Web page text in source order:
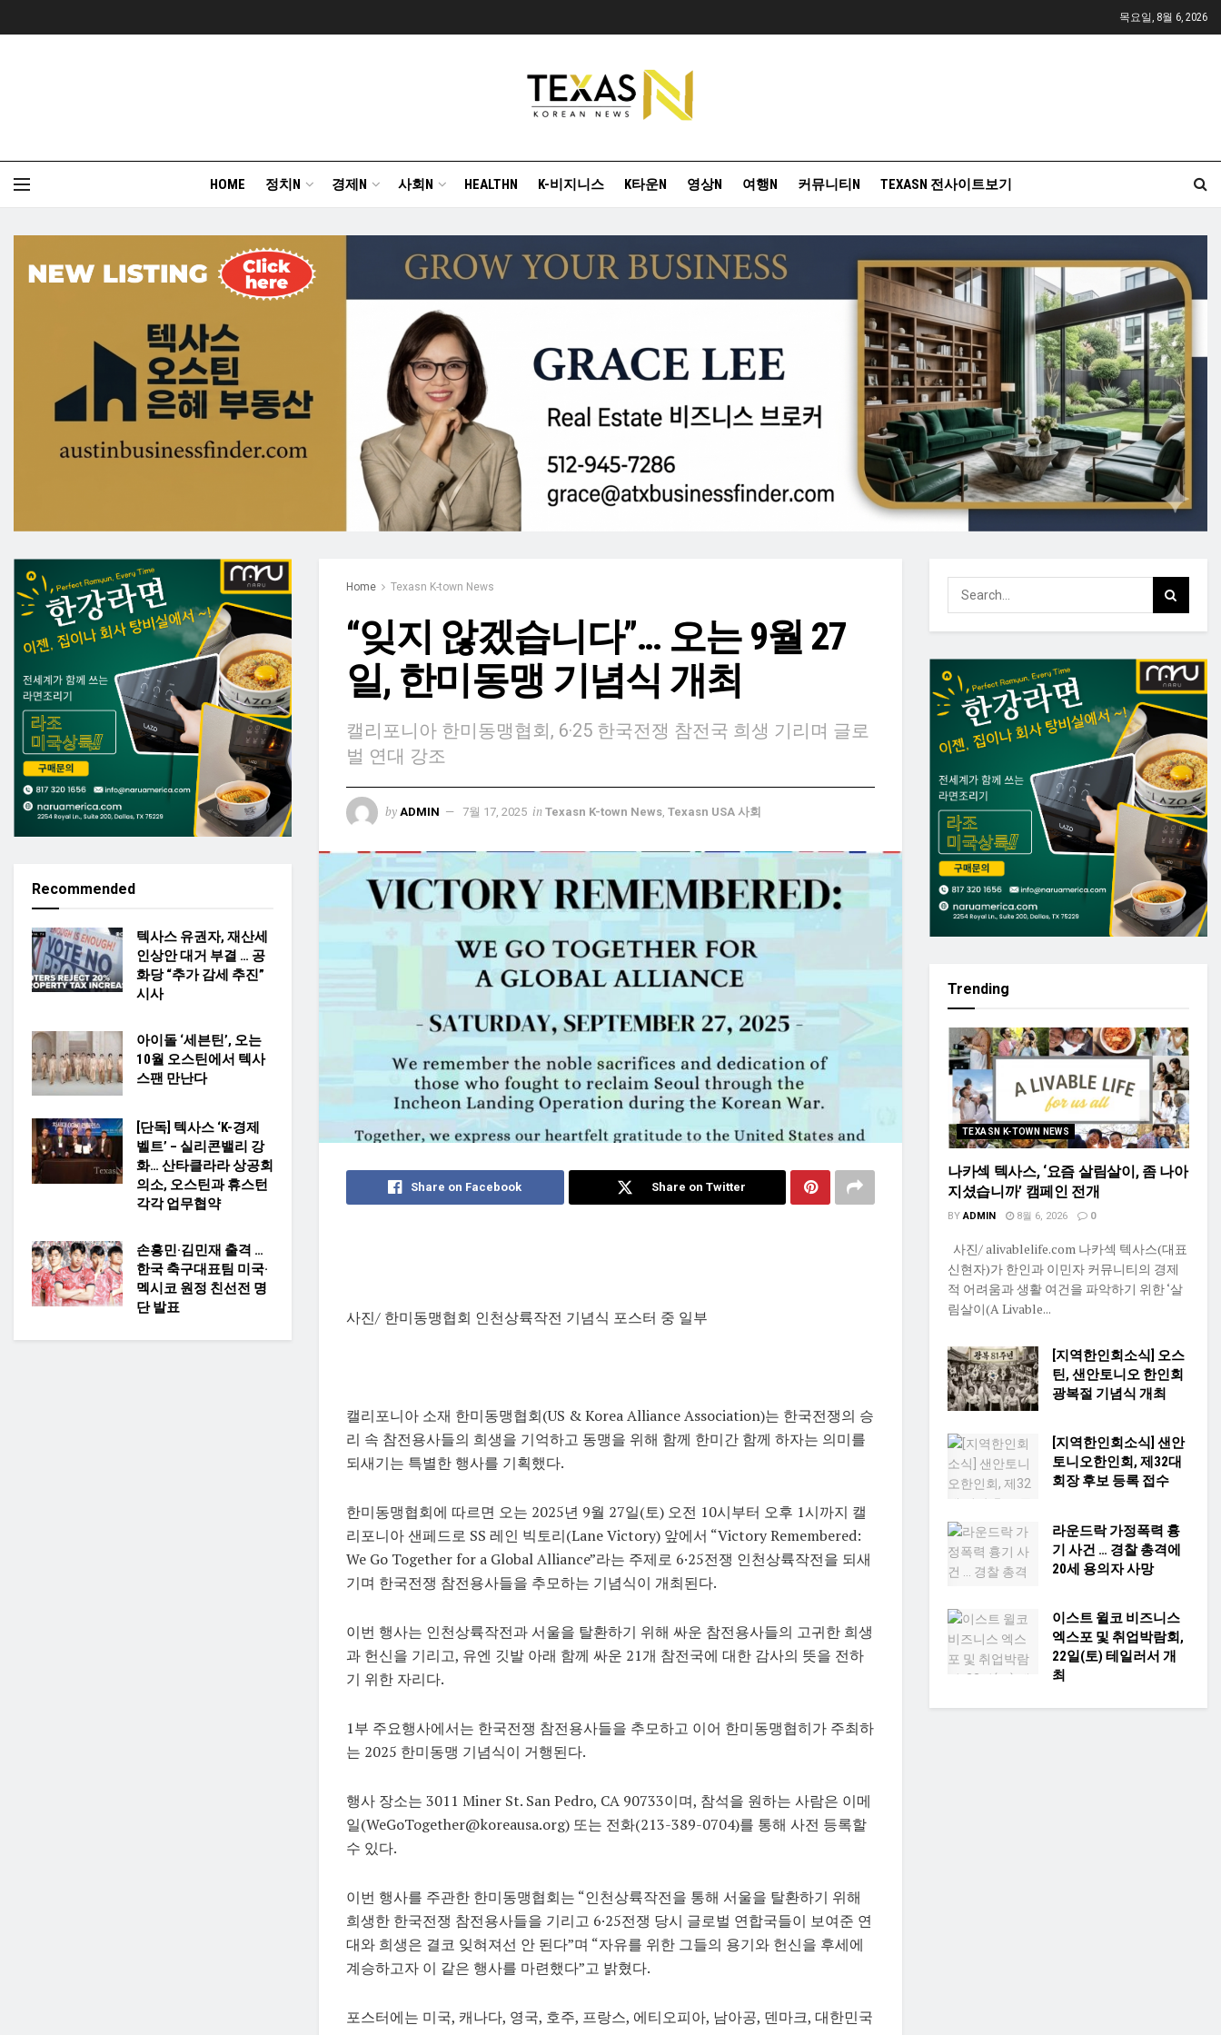
목요일, 8월 6, 2026
HOME 정치N 경제N 사회N HEALTHN K-비지니스 K타운N 영상N 여행N 커뮤니티N TEXASN 전사이트보기
Home Texasn K-town News
“잊지 않겠습니다”… 오는 9월 27
일, 한미동맹 기념식 개최
캘리포니아 한미동맹협회, 6·25 한국전쟁 참전국 희생 기리며 글로
벌 연대 강조
by ADMIN 7월 17, 2025 in Texasn K-town News Texasn USA 사회
Share on Facebook Share on Twitter
사진/ 한미동맹협회 인천상륙작전 기념식 포스터 중 일부
캘리포니아 소재 한미동맹협회(US & Korea Alliance Association)는 한국전쟁의 승
리 속 참전용사들의 희생을 기억하고 동맹을 위해 함께 한미간 함께 하자는 의미를
되새기는 특별한 행사를 기획했다.
한미동맹협회에 따르면 오는 2025년 9월 27일(토) 오전 10시부터 오후 1시까지 캘
리포니아 샌페드로 SS 레인 빅토리(Lane Victory) 앞에서 “Victory Remembered:
We Go Together for a Global Alliance”라는 주제로 6·25전쟁 인천상륙작전을 되새
기며 한국전쟁 참전용사들을 추모하는 기념식이 개최된다.
이번 행사는 인천상륙작전과 서울을 탈환하기 위해 싸운 참전용사들의 고귀한 희생
과 헌신을 기리고, 유엔 깃발 아래 함께 싸운 21개 참전국에 대한 감사의 뜻을 전하
기 위한 자리다.
1부 주요행사에서는 한국전쟁 참전용사들을 추모하고 이어 한미동맹협히가 주최하
는 2025 한미동맹 기념식이 거행된다.
행사 장소는 3011 Miner St. San Pedro, CA 90733이며, 참석을 원하는 사람은 이메
일(WeGoTogether@koreausa.org) 또는 전화(213-389-0704)를 통해 사전 등록할
수 있다.
이번 행사를 주관한 한미동맹협회는 “인천상륙작전을 통해 서울을 탈환하기 위해
희생한 한국전쟁 참전용사들을 기리고 6·25전쟁 당시 글로벌 연합국들이 보여준 연
대와 희생은 결코 잊혀져선 안 된다”며 “자유를 위한 그들의 용기와 헌신을 후세에
계승하고자 이 같은 행사를 마련했다”고 밝혔다.
포스터에는 미국, 캐나다, 영국, 호주, 프랑스, 에티오피아, 남아공, 덴마크, 대한민국
Recommended
텍사스 유권자, 재산세
인상안 대거 부결 … 공
화당 “추가 감세 추진”
시사
아이돌 ‘세븐틴’, 오는
10월 오스틴에서 텍사
스팬 만난다
[단독] 텍사스 ‘K-경제
벨트’ – 실리콘밸리 강
화… 산타클라라 상공회
의소, 오스틴과 휴스턴
각각 업무협약
손흥민·김민재 출격 …
한국 축구대표팀 미국·
멕시코 원정 친선전 명
단 발표
Trending
TEXASN K-TOWN NEWS
나카섹 텍사스, ‘요즘 살림살이, 좀 나아
지셨습니까’ 캠페인 전개
BY ADMIN 8월 6, 2026 0
사진/ alivablelife.com 나카섹 텍사스(대표
신현자)가 한인과 이민자 커뮤니티의 경제
적 어려움과 생활 여건을 파악하기 위한 ‘살
림살이(A Livable...
[지역한인회소식] 오스
틴, 샌안토니오 한인회
광복절 기념식 개최
[지역한인회소식] 샌안
토니오한인회, 제32대
회장 후보 등록 접수
라운드락 가정폭력 흉
기 사건 … 경찰 총격에
20세 용의자 사망
이스트 윌코 비즈니스
엑스포 및 취업박람회,
22일(토) 테일러서 개
최